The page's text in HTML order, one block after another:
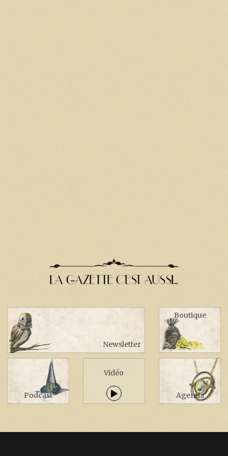
LA GAZETTE C'EST AUSSI...
Newsletter
Boutique
Podcast
Vidéo
Agenda